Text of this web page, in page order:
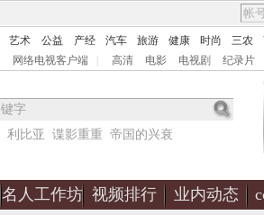
艺术 公益 产经 汽车 旅游 健康 时尚 三农
网络电视客户端 高清 电影 电视剧 纪录片
利比亚 谍影重重 帝国的兴衰
名人工作坊 视频排行 业内动态